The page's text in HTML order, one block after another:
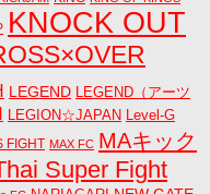
KNOCK OUT
LEGEND LEGEND（アーツ
LEGION☆JAPAN Level-G
FIGHT MAX FC MAキック
Super Fight